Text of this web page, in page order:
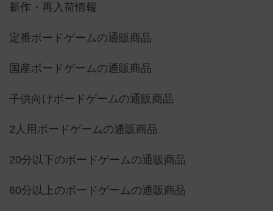
新作・再入荷情報
定番ボードゲームの通販商品
国産ボードゲームの通販商品
子供向けボードゲームの通販商品
2人用ボードゲームの通販商品
20分以下のボードゲームの通販商品
60分以上のボードゲームの通販商品